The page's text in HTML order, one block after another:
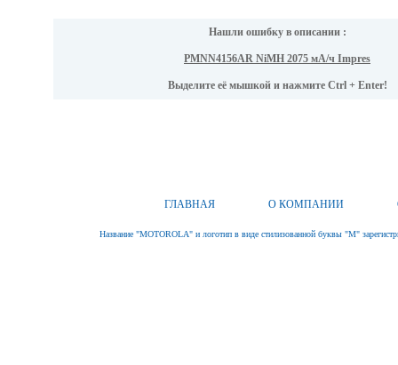
Нашли ошибку в описании :
PMNN4156AR NiMH 2075 мА/ч Impres
Выделите её мышкой и нажмите Ctrl + Enter!
ГЛАВНАЯ О КОМПАНИИ
Название "MOTOROLA" и логотип в виде стилизованной буквы "M"